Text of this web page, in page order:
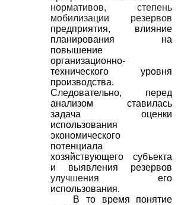
нормативов, степень
мобилизации резервов
предприятия, влияние
планирования на
повышение
организационно-
технического уровня
производства.
Следовательно, перед
анализом ставилась
задача оценки
использования
экономического
потенциала
хозяйствующего субъекта
и выявления резервов
улучшенияего
использования.
В то время понятие